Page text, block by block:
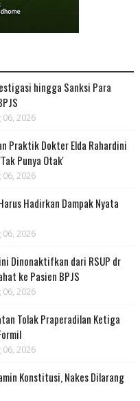
hingga Sanksi Para
06, 2026
Praktik Dokter Elda Rahardini
Punya Otak'
06, 2026
Hadirkan Dampak Nyata
06, 2026
Dinonaktifkan dari RSUP dr
ke Pasien BPJS
06, 2026
Tolak Praperadilan Ketiga
06, 2026
Konstitusi, Nakes Dilarang